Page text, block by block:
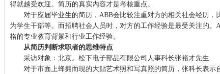
得就越受欢迎。简历的真实内容才是考核重点。
对于应届毕业生的简历，ABB会比较注重对方的相关社会经历，
为学生干部等。而招聘社会人员时，对方的工作经验是最受关注的。
格的专业教育背景和行业工作经验。
从简历判断求职者的思维特点
采访对象：北京。松下电子部品有限公司人事科长张裕才先生
对于市面上蜂拥而现的大贴艺术照和写真照的简历，张科长表示